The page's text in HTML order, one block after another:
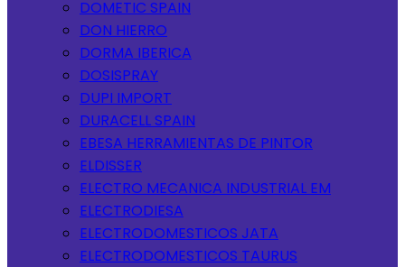
DOMETIC SPAIN
DON HIERRO
DORMA IBERICA
DOSISPRAY
DUPI IMPORT
DURACELL SPAIN
EBESA HERRAMIENTAS DE PINTOR
ELDISSER
ELECTRO MECANICA INDUSTRIAL EM
ELECTRODIESA
ELECTRODOMESTICOS JATA
ELECTRODOMESTICOS TAURUS